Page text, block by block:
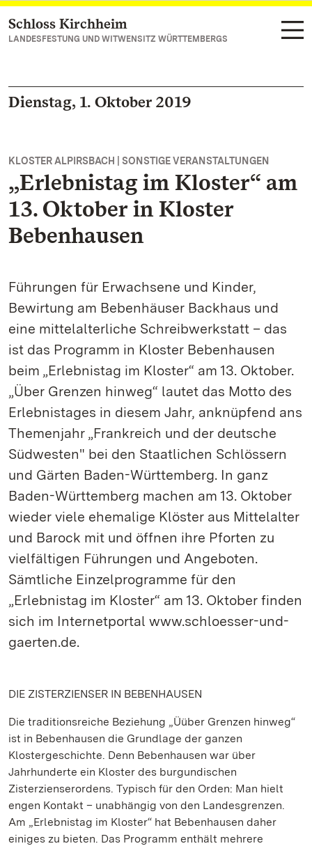
Zum Hauptinhalt springen
Schloss Kirchheim
LANDESFESTUNG UND WITWENSITZ WÜRTTEMBERGS
Dienstag, 1. Oktober 2019
KLOSTER ALPIRSBACH | SONSTIGE VERANSTALTUNGEN
„Erlebnistag im Kloster“ am
13. Oktober in Kloster
Bebenhausen
Führungen für Erwachsene und Kinder,
Bewirtung am Bebenhäuser Backhaus und
eine mittelalterliche Schreibwerkstatt – das
ist das Programm in Kloster Bebenhausen
beim „Erlebnistag im Kloster“ am 13. Oktober.
„Über Grenzen hinweg“ lautet das Motto des
Erlebnistages in diesem Jahr, anknüpfend ans
Themenjahr „Frankreich und der deutsche
Südwesten" bei den Staatlichen Schlössern
und Gärten Baden-Württemberg. In ganz
Baden-Württemberg machen am 13. Oktober
wieder viele ehemalige Klöster aus Mittelalter
und Barock mit und öffnen ihre Pforten zu
vielfältigen Führungen und Angeboten.
Sämtliche Einzelprogramme für den
„Erlebnistag im Kloster“ am 13. Oktober finden
sich im Internetportal www.schloesser-und-
gaerten.de.
DIE ZISTERZIENSER IN BEBENHAUSEN
Die traditionsreiche Beziehung „Üüber Grenzen hinweg“
ist in Bebenhausen die Grundlage der ganzen
Klostergeschichte. Denn Bebenhausen war über
Jahrhunderte ein Kloster des burgundischen
Zisterzienserordens. Typisch für den Orden: Man hielt
engen Kontakt – unabhängig von den Landesgrenzen.
Am „Erlebnistag im Kloster“ hat Bebenhausen daher
einiges zu bieten. Das Programm enthält mehrere